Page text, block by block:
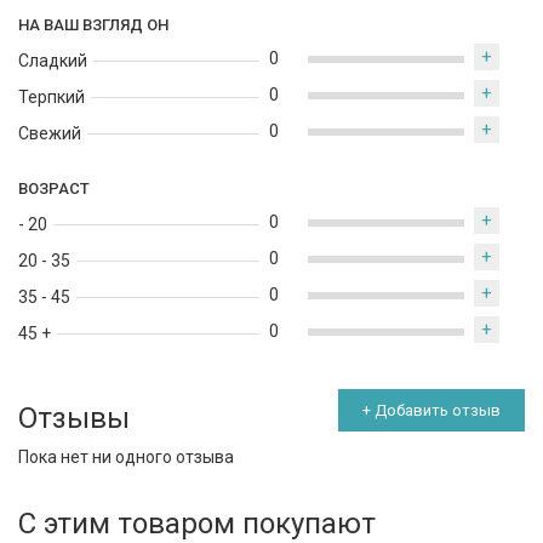
НА ВАШ ВЗГЛЯД ОН
Сладкий
Терпкий
Свежий
0 +
0 +
0 +
ВОЗРАСТ
- 20
20 - 35
35 - 45
45 +
0 +
0 +
0 +
0 +
Отзывы + Добавить отзыв
Пока нет ни одного отзыва
С этим товаром покупают